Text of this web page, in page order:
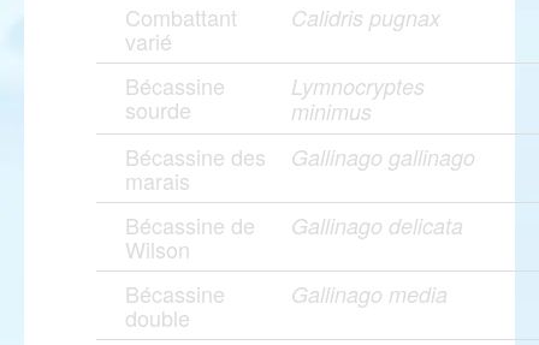
Combattant
varié
Calidris pugnax
Bécassine
sourde
Lymnocryptes
minimus
Bécassine des
marais
Gallinago gallinago
Bécassine de
Wilson
Gallinago delicata
Bécassine
double
Gallinago media